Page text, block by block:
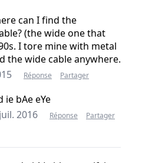
can I find the
(the wide one that
I tore mine with metal
the wide cable anywhere.
Réponse Partager
bAe eYe
2016 Réponse Partager